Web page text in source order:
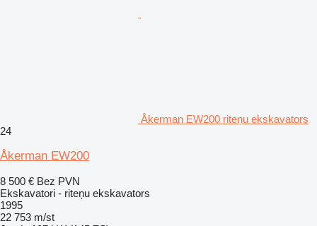
Åkerman EW200 riteņu ekskavators
24
Åkerman EW200
8 500 € Bez PVN
Ekskavatori - riteņu ekskavators
1995
22 753 m/st